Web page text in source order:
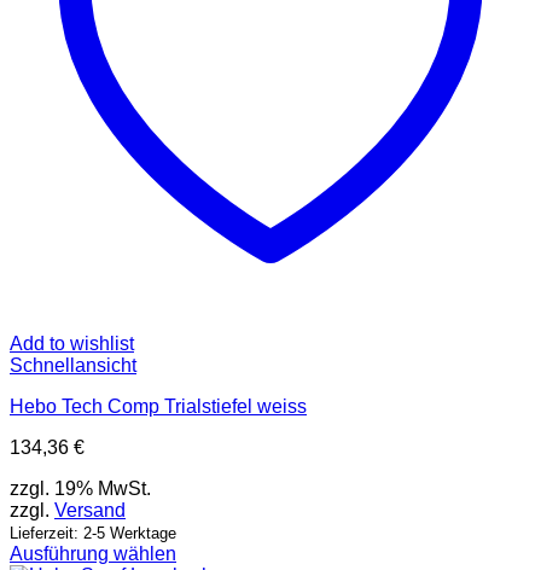
Produktseite
gewählt
werden
Add to wishlist
Schnellansicht
Hebo Tech Comp Trialstiefel weiss
134,36 €
zzgl. 19% MwSt.
zzgl. Versand
Lieferzeit: 2-5 Werktage
Ausführung wählen